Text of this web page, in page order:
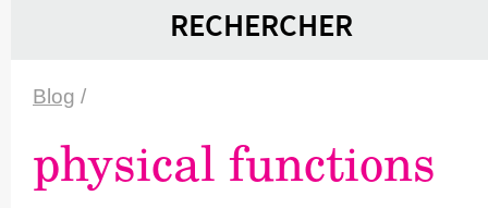
RECHERCHER
Blog /
physical functions